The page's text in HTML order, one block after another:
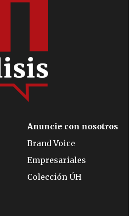
Anuncie con nosotros
Brand Voice
Empresariales
Colección ÚH